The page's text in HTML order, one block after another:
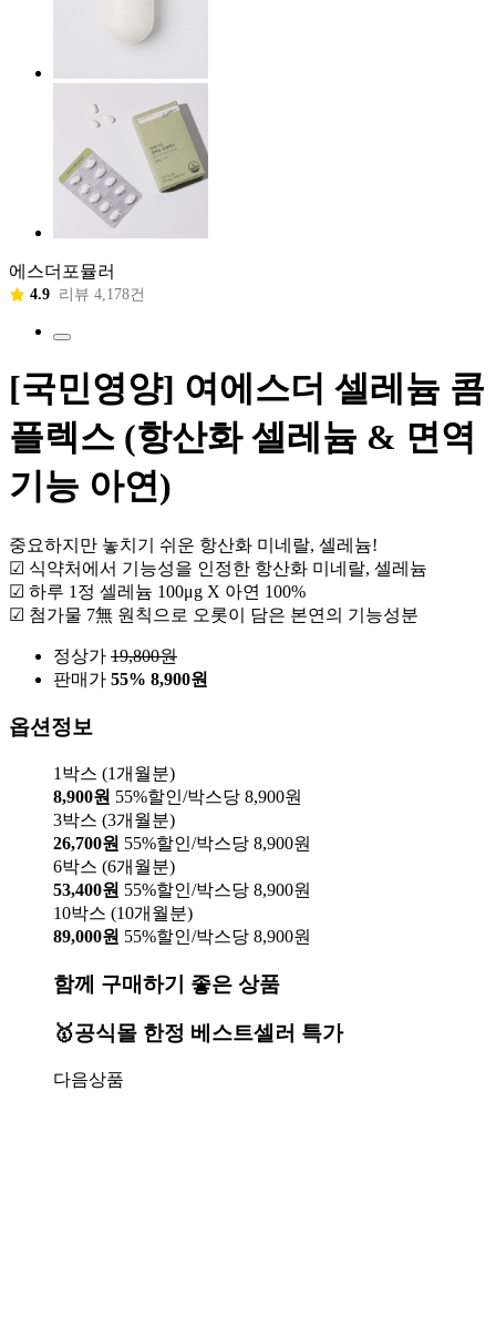
에스더포뮬러
4.9 리뷰 4,178건
[국민영양] 여에스더 셀레늄 콤
플렉스 (항산화 셀레늄 & 면역
기능 아연)
중요하지만 놓치기 쉬운 항산화 미네랄, 셀레늄!
☑ 식약처에서 기능성을 인정한 항산화 미네랄, 셀레늄
☑ 하루 1정 셀레늄 100μg X 아연 100%
☑ 첨가물 7無 원칙으로 오롯이 담은 본연의 기능성분
정상가 19,800원
판매가 55% 8,900원
옵션정보
1박스 (1개월분)
8,900원 55%할인/박스당 8,900원
3박스 (3개월분)
26,700원 55%할인/박스당 8,900원
6박스 (6개월분)
53,400원 55%할인/박스당 8,900원
10박스 (10개월분)
89,000원 55%할인/박스당 8,900원
함께 구매하기 좋은 상품
🥇공식몰 한정 베스트셀러 특가
다음상품